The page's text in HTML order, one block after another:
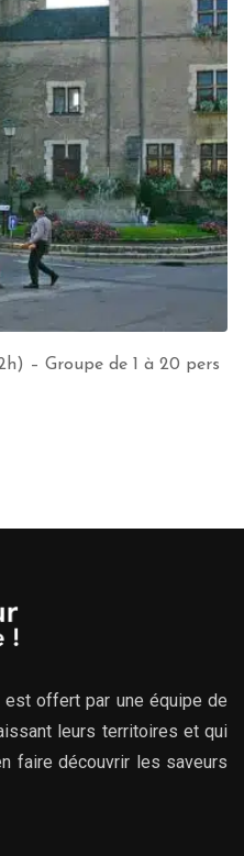
– Groupe de 1 à 20 pers
est offert par une équipe de
leurs territoires et qui
faire découvrir les saveurs